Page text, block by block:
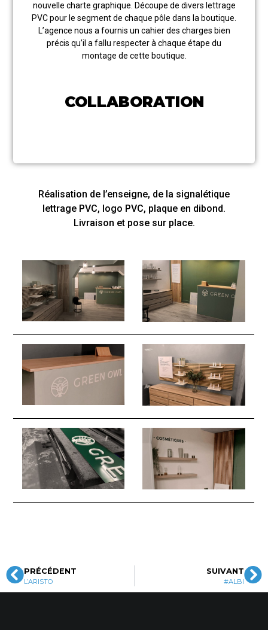
nouvelle charte graphique. Découpe de divers lettrage
PVC pour le segment de chaque pôle dans la boutique.
L’agence nous a fournis un cahier des charges bien
précis qu’il a fallu respecter à chaque étape du
montage de cette boutique.
COLLABORATION
Réalisation de l’enseigne, de la signalétique
lettrage PVC, logo PVC, plaque en dibond.
Livraison et pose sur place.
PRÉCÉDENT
L’ARISTO
SUIVANT
#ALBI